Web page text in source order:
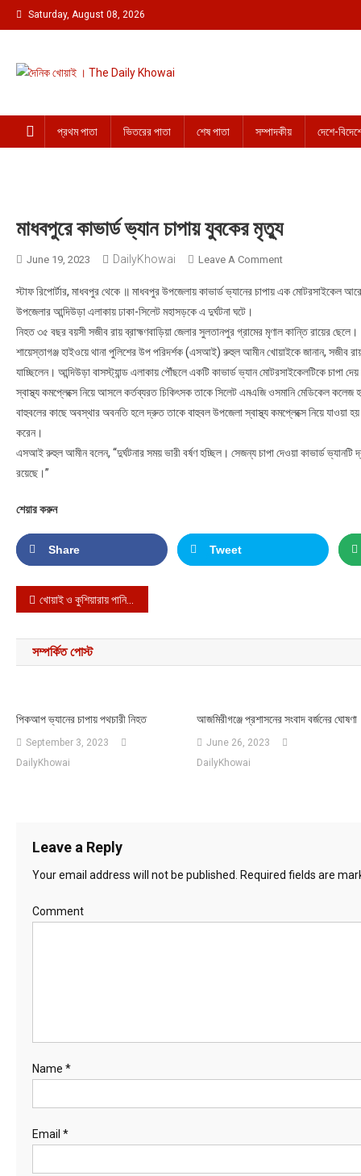
Skip to content
Saturday, August 08, 2026
প্রথম পাতা ভিতরের পাতা শেষ পাতা সম্পাদকীয় দেশে-
মাধবপুরে কাভার্ড ভ্যান চাপায় যুবকের মৃত্যু
June 19, 2023 DailyKhowai Leave A CommentOn মাধবপুরে কাভার্ড
স্টাফ রিপোর্টার, মাধবপুর থেকে ॥ মাধবপুর উপজেলায় কাভার্ড ভ্যানের চাপায় এক মোটরসাইকেল
উপজেলার আন্দিউড়া এলাকায় ঢাকা-সিলেট মহাসড়কে এ দুর্ঘটনা ঘটে।
নিহত ৩৫ বছর বয়সী সজীব রায় ব্রাহ্মণবাড়িয়া জেলার সুলতানপুর গ্রামের মৃণাল কান্তি রায়ের ছেলে।
শায়েস্তাগঞ্জ হাইওয়ে থানা পুলিশের উপ পরিদর্শক (এসআই) রুহুল আমীন খোয়াইকে জানান, সজীব রায়
যাচ্ছিলেন। আন্দিউড়া বাসস্ট্যান্ড এলাকায় পৌঁছলে একটি কাভার্ড ভ্যান মোটরসাইকেলটিকে
স্বাস্থ্য কমপ্লেক্সে নিয়ে আসলে কর্তব্যরত চিকিৎসক তাকে সিলেট এমএজি ওসমানি মেডিকেল কলেজ
বাহুবলের কাছে অবস্থার অবনতি হলে দ্রুত তাকে বাহুবল উপজেলা স্বাস্থ্য কমপ্লেক্সে নিয়ে যাওয়া
করেন।
এসআই রুহুল আমীন বলেন, “দুর্ঘটনার সময় ভারী বর্ষণ হচ্ছিল। সেজন্য চাপা দেওয়া কাভার্ড
রয়েছে।”
শেয়ার করুন
Share Tweet
Post navigation
খোয়াই ও কুশিয়ারায় পানি বাড়ছে বিপজ্জনকভাবে ॥ বন্যার শঙ্কা
সম্পর্কিত পোস্ট
পিকআপ ভ্যানের চাপায় পথচারী নিহত
September 3, 2023
DailyKhowai
আজমিরীগঞ্জে প্রশাসনের সংবাদ বর্জনের ঘোষণা
June 26, 2023
DailyKhowai
Leave a Reply
Your email address will not be published. Required fields are
Comment
Name *
Email *